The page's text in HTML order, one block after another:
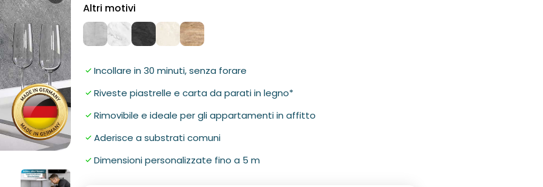
in
Modal
Altri motivi
Incollare in 30 minuti, senza forare
Riveste piastrelle e carta da parati in legno*
Rimovibile e ideale per gli appartamenti in affitto
Aderisce a substrati comuni
Dimensioni personalizzate fino a 5 m